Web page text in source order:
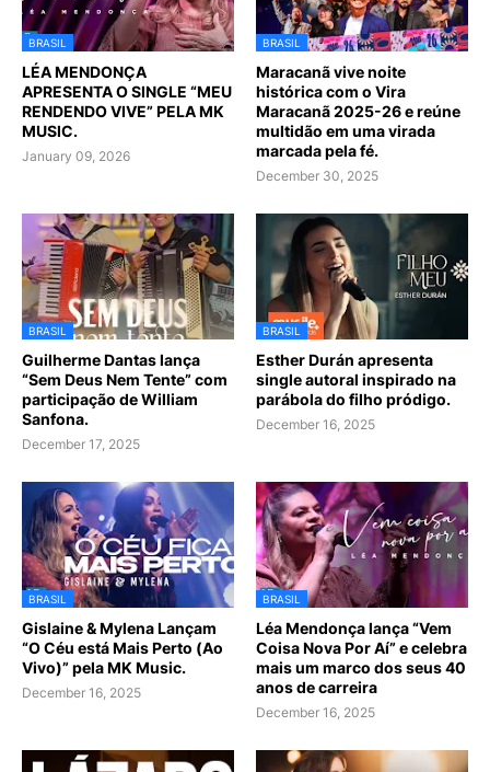
BRASIL
LÉA MENDONÇA
APRESENTA O SINGLE “MEU
RENDENDO VIVE” PELA MK
MUSIC.
January 09, 2026
BRASIL
Maracanã vive noite
histórica com o Vira
Maracanã 2025-26 e reúne
multidão em uma virada
marcada pela fé.
December 30, 2025
BRASIL
Guilherme Dantas lança
“Sem Deus Nem Tente” com
participação de William
Sanfona.
December 17, 2025
BRASIL
Esther Durán apresenta
single autoral inspirado na
parábola do filho pródigo.
December 16, 2025
BRASIL
Gislaine & Mylena Lançam
“O Céu está Mais Perto (Ao
Vivo)” pela MK Music.
December 16, 2025
BRASIL
Léa Mendonça lança “Vem
Coisa Nova Por Aí” e celebra
mais um marco dos seus 40
anos de carreira
December 16, 2025